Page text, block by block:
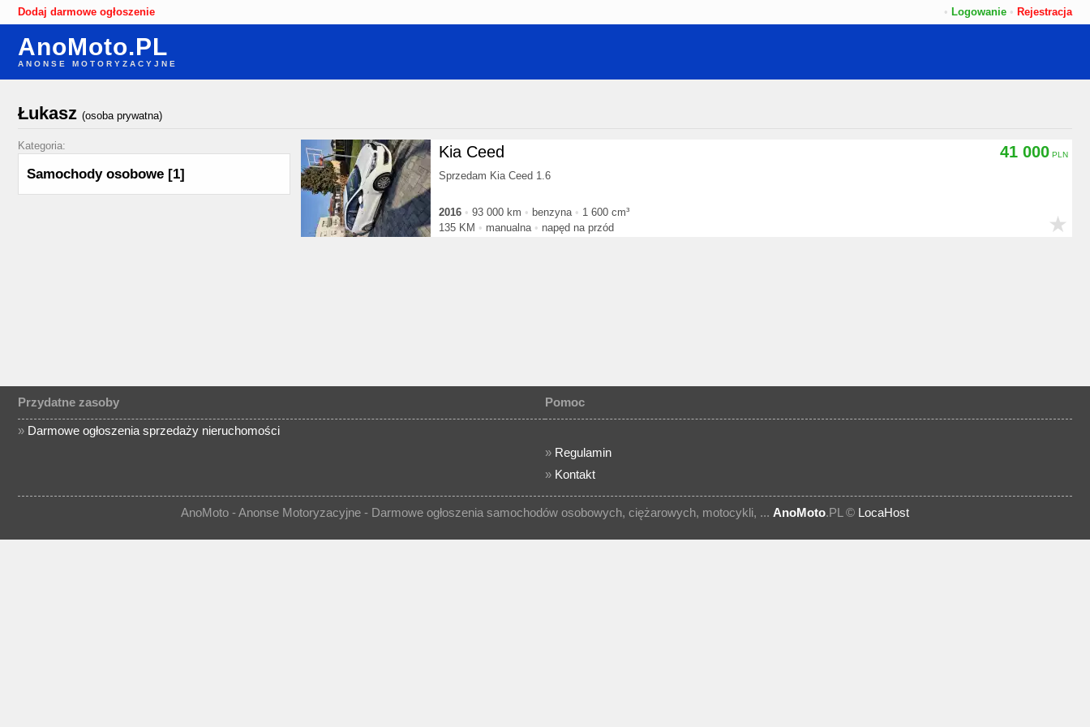
Dodaj darmowe ogłoszenie • Logowanie • Rejestracja
AnoMoto.PL
ANONSE MOTORYZACYJNE
Łukasz (osoba prywatna)
Kategoria:
Samochody osobowe [1]
Kia Ceed
Sprzedam Kia Ceed 1.6
2016 93 000 km benzyna
1 600 cm³
135 KM
manualna napęd na przód
41 000
Przydatne zasoby
» Darmowe ogłoszenia sprzedaży nieruchomości
Pomoc
» Regulamin
» Kontakt
AnoMoto - Anonse Motoryzacyjne - Darmowe ogłoszenia samochodów osobowych, ciężarowych, motocykli, ... AnoMoto.PL © LocaHost